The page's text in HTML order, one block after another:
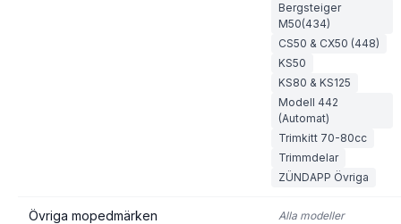
Bergsteiger
M50(434)
CS50 & CX50 (448)
KS50
KS80 & KS125
Modell 442
(Automat)
Trimkitt 70-80cc
Trimmdelar
ZÜNDAPP Övriga
Övriga mopedmärken Alla modeller